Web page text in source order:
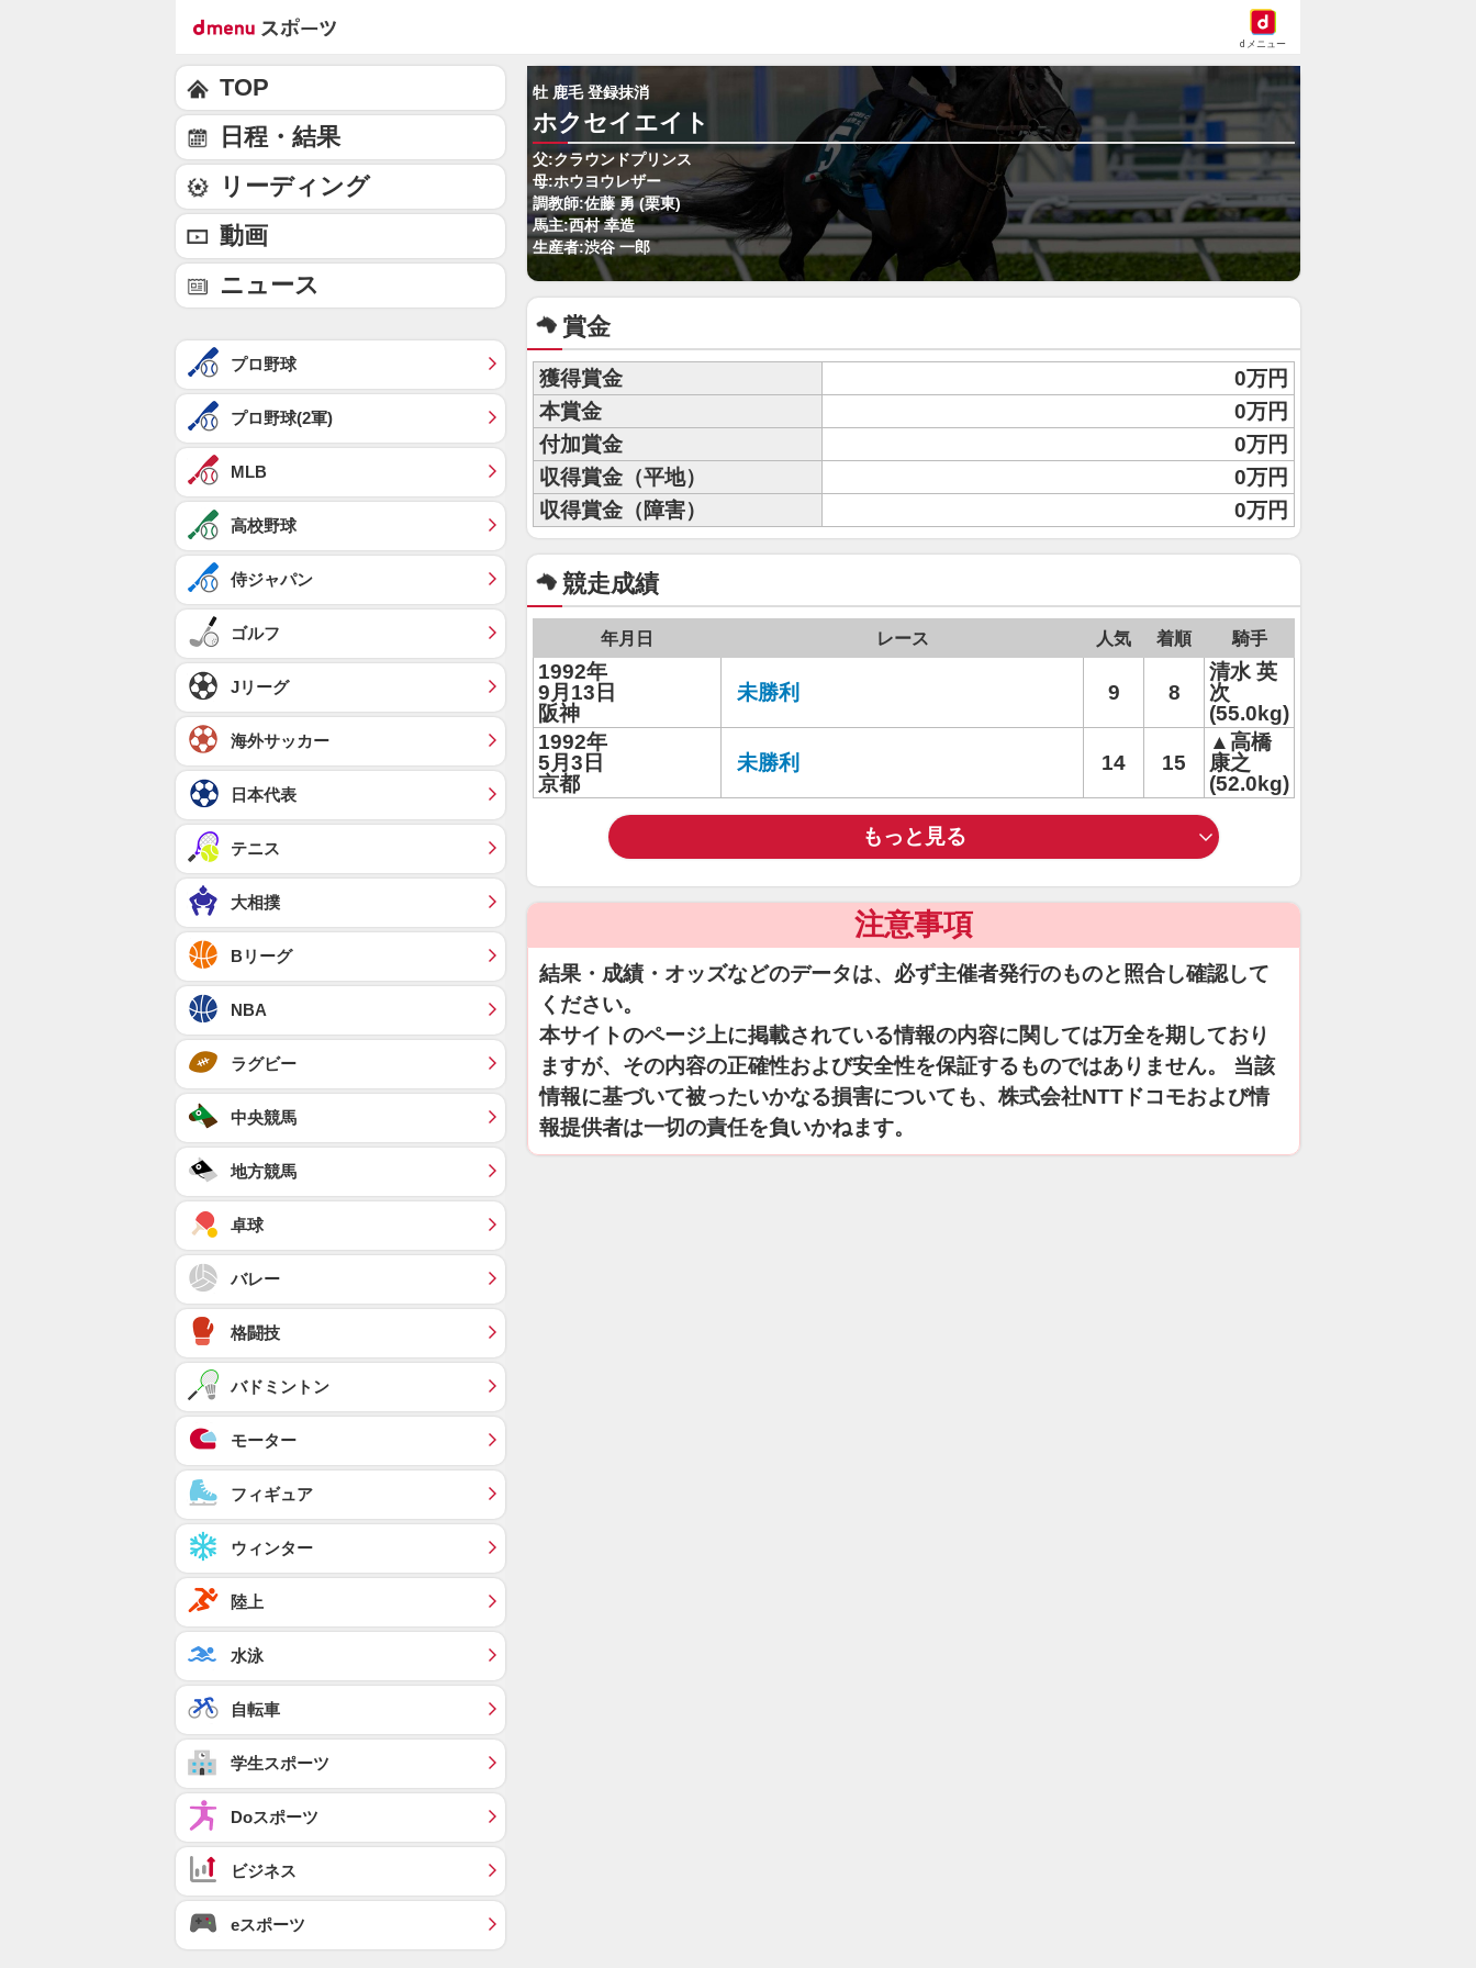
dメニュー
牡 鹿毛 登録抹消
ホクセイエイト
父:クラウンドプリンス
母:ホウヨウレザー
調教師:佐藤 勇 (栗東)
馬主:西村 幸造
生産者:渋谷 一郎
賞金
獲得賞金
0万円
本賞金
0万円
付加賞金
0万円
収得賞金（平地）
0万円
収得賞金（障害）
0万円
競走成績
年月日 レース 人気 着順 騎手
1992年
9月13日
阪神
未勝利 9 8
清水 英
次
(55.0kg)
1992年
5月3日
京都
未勝利 14 15
▲高橋
康之
(52.0kg)
もっと見る
注意事項
結果・成績・オッズなどのデータは、必ず主催者発行のものと照合し確認して
ください。
本サイトのページ上に掲載されている情報の内容に関しては万全を期しており
ますが、その内容の正確性および安全性を保証するものではありません。 当該
情報に基づいて被ったいかなる損害についても、株式会社NTTドコモおよび情
報提供者は一切の責任を負いかねます。
TOP
日程・結果
リーディング
動画
ニュース
プロ野球
プロ野球(2軍)
MLB
高校野球
侍ジャパン
ゴルフ
Jリーグ
海外サッカー
日本代表
テニス
大相撲
Bリーグ
NBA
ラグビー
中央競馬
地方競馬
卓球
バレー
格闘技
バドミントン
モーター
フィギュア
ウィンター
陸上
水泳
自転車
学生スポーツ
Doスポーツ
ビジネス
eスポーツ